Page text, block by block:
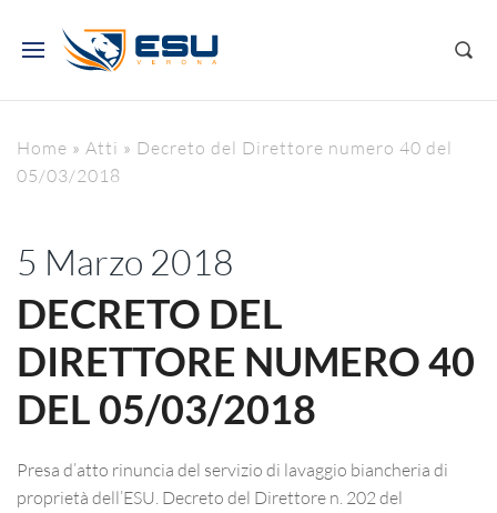
Home » Atti » Decreto del Direttore numero 40 del
05/03/2018
5 Marzo 2018
DECRETO DEL
DIRETTORE NUMERO 40
DEL 05/03/2018
Presa d’atto rinuncia del servizio di lavaggio biancheria di
proprietà dell’ESU. Decreto del Direttore n. 202 del